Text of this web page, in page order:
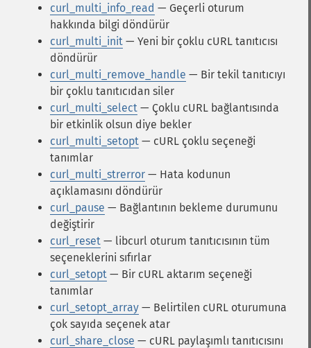
curl_multi_info_read — Geçerli oturum
hakkında bilgi döndürür
curl_multi_init — Yeni bir çoklu cURL tanıtıcısı
döndürür
curl_multi_remove_handle — Bir tekil tanıtıcıyı
bir çoklu tanıtıcıdan siler
curl_multi_select — Çoklu cURL bağlantısında
bir etkinlik olsun diye bekler
curl_multi_setopt — cURL çoklu seçeneği
tanımlar
curl_multi_strerror — Hata kodunun
açıklamasını döndürür
curl_pause — Bağlantının bekleme durumunu
değiştirir
curl_reset — libcurl oturum tanıtıcısının tüm
seçeneklerini sıfırlar
curl_setopt — Bir cURL aktarım seçeneği
tanımlar
curl_setopt_array — Belirtilen cURL oturumuna
çok sayıda seçenek atar
curl_share_close — cURL paylaşımlı tanıtıcısını